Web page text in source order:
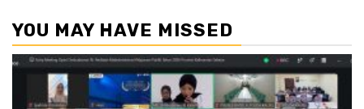
YOU MAY HAVE MISSED